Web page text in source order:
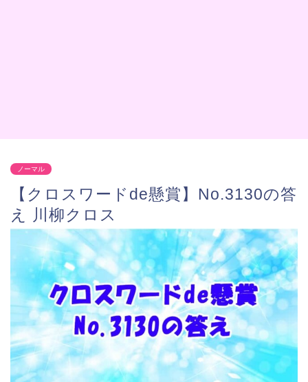
ノーマル
【クロスワードde懸賞】No.3130の答
え 川柳クロス